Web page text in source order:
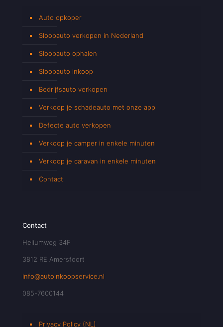
Auto opkoper
Sloopauto verkopen in Nederland
Sloopauto ophalen
Sloopauto inkoop
Bedrijfsauto verkopen
Verkoop je schadeauto met onze app
Defecte auto verkopen
Verkoop je camper in enkele minuten
Verkoop je caravan in enkele minuten
Contact
Contact
Heliumweg 34F
3812 RE Amersfoort
info@autoinkoopservice.nl
085-7600144
Privacy Policy (NL)